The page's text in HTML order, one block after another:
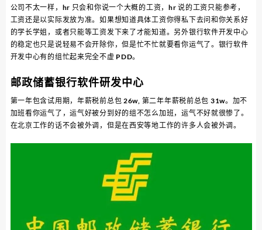
公司不太一样，hr 只会和你说一个大概的工资，hr 说的工资只能参考，
工资还是以实际发放为准。如果想知道具体工资你得私下去问和你关系好
的学长学姐，或者只能等工资发下来了才能知道。另外银行软件开发中心
的稳定也只是说轻易不会开除你，但是忙不忙就要看你运气了。银行软件
开发中心有的组忙起来完全不虚 PDD。
邮政储蓄银行软件研发中心
第一年包含试用期，年薪税前总包 26w, 第二年年薪税前总包 31w。加不
加班看你运气了，运气好被分到好的组不怎么加班，运气不好就很惨了。
在北京工作的话不会被外调，但是在西安等地工作的许多人会被外调。